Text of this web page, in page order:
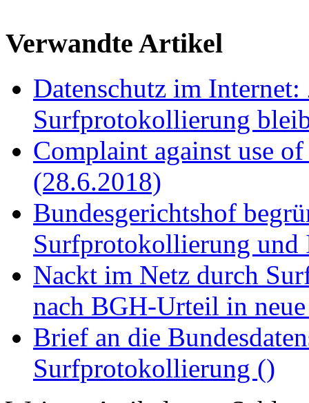
Verwandte Artikel
Datenschutz im
Surfprotokollierung
Complaint against use
(28.6.2018)
Bundesgerichtshof
Surfprotokollierung und
Nackt im Netz durch
nach BGH-Urteil in
Brief an die
Surfprotokollierung ()